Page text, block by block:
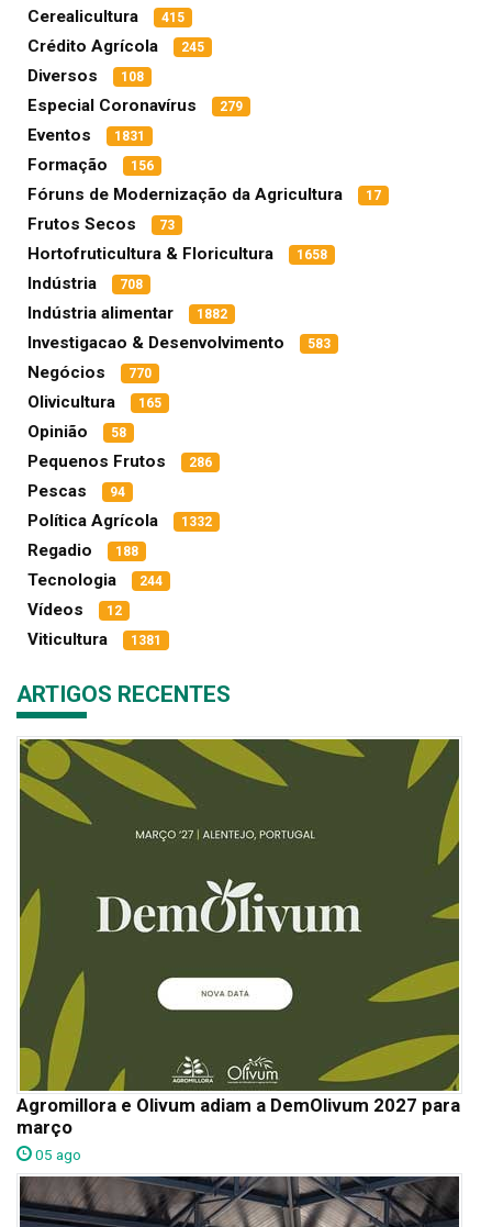
Cerealicultura 415
Crédito Agrícola 245
Diversos 108
Especial Coronavírus 279
Eventos 1831
Formação 156
Fóruns de Modernização da Agricultura 17
Frutos Secos 73
Hortofruticultura & Floricultura 1658
Indústria 708
Indústria alimentar 1882
Investigacao & Desenvolvimento 583
Negócios 770
Olivicultura 165
Opinião 58
Pequenos Frutos 286
Pescas 94
Política Agrícola 1332
Regadio 188
Tecnologia 244
Vídeos 12
Viticultura 1381
ARTIGOS RECENTES
Agromillora e Olivum adiam a DemOlivum 2027 para
março
05 ago